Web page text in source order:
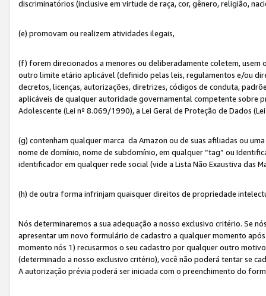
discriminatórios (inclusive em virtude de raça, cor, gênero, religião,
(e) promovam ou realizem atividades ilegais,
(f) forem direcionados a menores ou deliberadamente coletem, usem
outro limite etário aplicável (definido pelas leis, regulamentos e/ou
decretos, licenças, autorizações, diretrizes, códigos de conduta,
aplicáveis de qualquer autoridade governamental competente sobre
Adolescente (Lei nº 8.069/1990), a Lei Geral de Proteção de Dados
(g) contenham qualquer marca da Amazon ou de suas afiliadas ou
nome de domínio, nome de subdomínio, em qualquer “tag” ou
identificador em qualquer rede social (vide a Lista Não Exaustiva das
(h) de outra forma infrinjam quaisquer direitos de propriedade
Nós determinaremos a sua adequação a nosso exclusivo critério. Se
apresentar um novo formulário de cadastro a qualquer momento
momento nós 1) recusarmos o seu cadastro por qualquer outro
(determinado a nosso exclusivo critério), você não poderá tentar se
A autorização prévia poderá ser iniciada com o preenchimento do